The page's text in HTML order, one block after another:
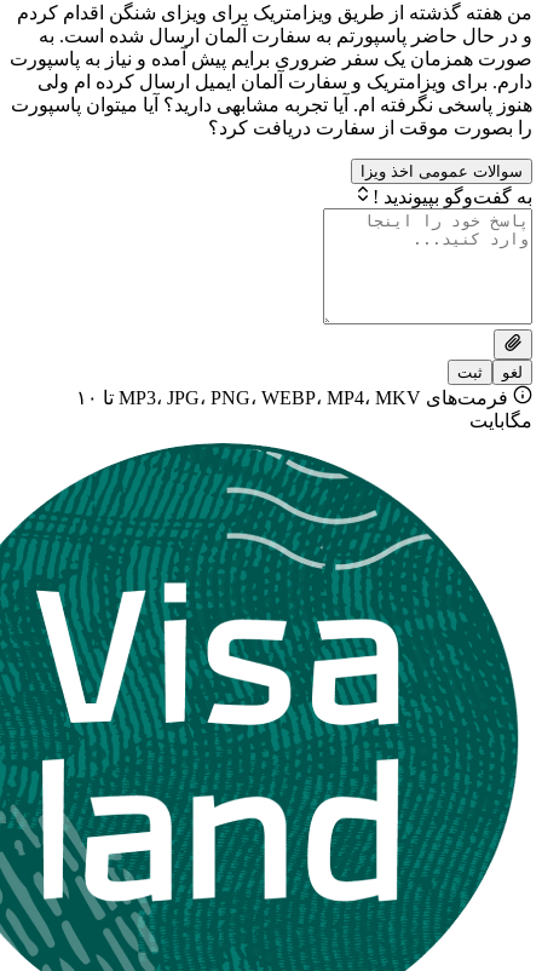
از طریق ویزامتریک برای ویزای شنگن اقدام کردم
پاسپورتم به سفارت آلمان ارسال شده است. به
یک سفر ضروری برایم پیش آمده و نیاز به پاسپورت
ویزامتریک و سفارت آلمان ایمیل ارسال کرده ام ولی
نگرفته ام. آیا تجربه مشابهی دارید؟ آیا میتوان پاسپورت
موقت از سفارت دریافت کرد؟
اخذ ویزا
!
فرمت‌های MP3، JPG، PNG، WEBP، MP4، MKV تا ۱۰